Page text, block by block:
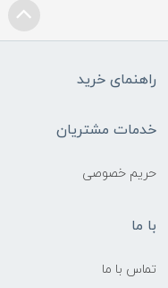
راهنمای خرید
خدمات مشتریان
حریم خصوصی
با ما
تماس با ما